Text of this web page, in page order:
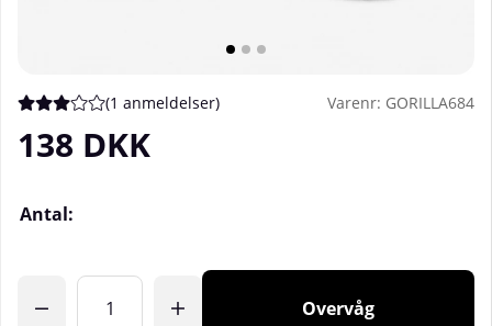
Gennemsnitlig vurdering 3 ud af 5 Antal vurderinger 1
(1 anmeldelser) Varenr: GORILLA684
138 DKK
Antal:
Overvåg